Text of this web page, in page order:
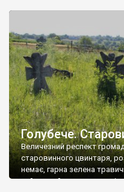
Голубече.
Величезний респект
старовинного цвинтаря,
немає, гарна зелена
найкращий регулятор